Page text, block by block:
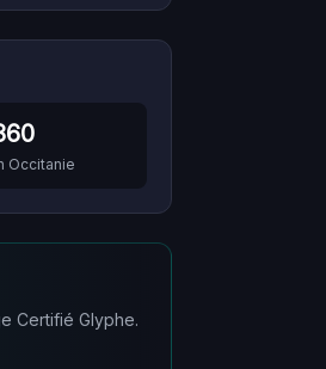
Occitanie
Certifié Glyphe.